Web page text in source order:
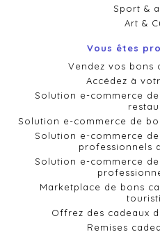
Sport &
Art &
Vous êtes
Vendez vos bons
Accédez à
Solution e-commerce
Solution e-commerce de
Solution e-commerce
professionnels
Solution e-commerce
Marketplace de bons
Offrez des cadeaux
Remises